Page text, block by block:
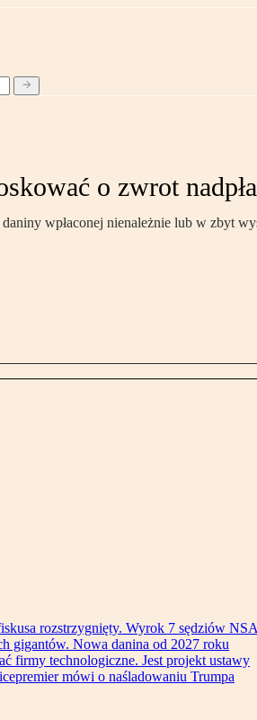
o zwrot
wpłaconej nienależnie lub w zbyt
rozstrzygnięty. Wyrok 7 sędziów NSA
gigantów. Nowa danina od 2027 roku
firmy technologiczne. Jest projekt ustawy
mówi o naśladowaniu Trumpa